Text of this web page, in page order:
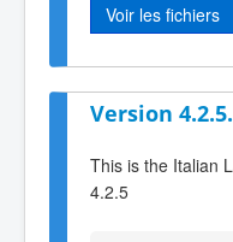
Voir les fichiers
Version
This is the Italian
4.2.5